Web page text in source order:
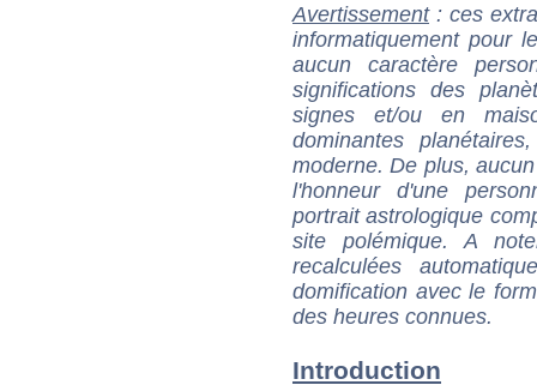
Avertissement: ces
informatiquement pour
aucun caractère
significations des
signes et/ou en
dominantes
moderne. De plus,
l'honneur d'une
portrait astrologique
site polémique. A
recalculées
domification avec le
des heures connues.
Introduction